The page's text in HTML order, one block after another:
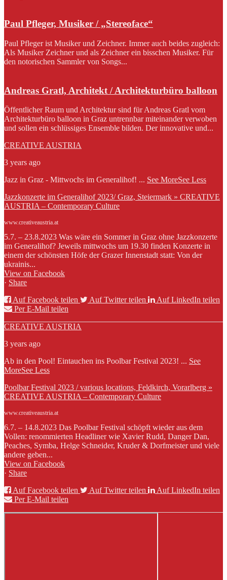
Paul Pfleger, Musiker / „Stereoface“
Paul Pfleger ist Musiker und Zeichner. Immer auch beides zugleich:
Als Musiker Zeichner und als Zeichner ein bisschen Musiker. Für
den notorischen Sammler von Songs...
Andreas Gratl, Architekt / Architekturbüro balloon
Öffentlicher Raum und Architektur sind für Andreas Gratl vom
Architekturbüro balloon in Graz untrennbar miteinander verwoben
und sollen ein schlüssiges Ensemble bilden. Der innovative und...
CREATIVE AUSTRIA
3 years ago
Jazz in Graz - Mittwochs im Generalihof! ... See MoreSee Less
Jazzkonzerte im Generalihof 2023/ Graz, Steiermark » CREATIVE
AUSTRIA – Contemporary Culture
www.creativeaustria.at
5.7. – 23.8.2023 Was wäre ein Sommer in Graz ohne Jazzkonzerte
im Generalihof? Jeweils mittwochs um 19.30 finden Konzerte in
einem der schönsten Höfe der Grazer Innenstadt statt: Von der
ukrainis...
View on Facebook
· Share
Auf Facebook teilen
Auf Twitter teilen
Auf LinkedIn teilen
Per E-Mail teilen
CREATIVE AUSTRIA
3 years ago
Ab in den Pool! Eintauchen ins Poolbar Festival 2023! ... See
MoreSee Less
Poolbar Festival 2023 / various locations, Feldkirch, Vorarlberg »
CREATIVE AUSTRIA – Contemporary Culture
www.creativeaustria.at
6.7. – 14.8.2023 Das Poolbar Festival schöpft wieder aus dem
Vollen: renommierten Headliner wie Xavier Rudd, Danger Dan,
Peaches, Symba, Helge Schneider, Kruder & Dorfmeister und viele
andere geben...
View on Facebook
· Share
Auf Facebook teilen
Auf Twitter teilen
Auf LinkedIn teilen
Per E-Mail teilen